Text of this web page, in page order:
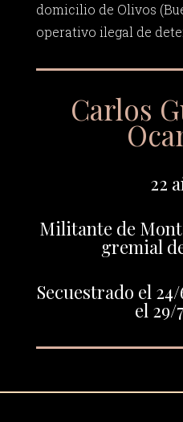
domicilio de Olivos
operativo ilegal de
Carlos
22
Militante de
gremial
Secuestrado el
el 29/